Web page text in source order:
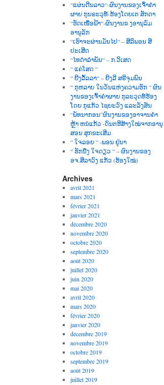
“ແຜ່ນດີນລາວ“-ຜົນງານຂອງເຈົ້າຄຳ
ຜາຍ ກຸນຣະວຸທ໌-ຮ້ອງໂດຍເຕ ສັກດາ
“ຮັດເໜືອຟ້າ“-ຜົນງານຂ ງອານຸລົມ
ອານຸລັກ
“ເຮົາຈະຜ່ານມັນໄປ“ – ສີລິພອນ ສີ
ປະເສີດ
“ໄທດຳລຳພັນ“ – ກ.ວິເສດ
“ ແຄ່ໂສດ “
“ ຍີງລັ້ລລາ“ – ຍີງລີ ສຣີຈຸມພົນ
“ ກຸຫລາບ ໃນວັນແຫ່ງຄວາມຮັກ “ ຜົນ
ງານຂອງເຈົ້າຄຳຜາຍ ກຸລະວຸດທ໌ຮ້ອງ
ໂດຍ ກຸແກ້ວ ໄຊຍະວົງ ແລະລັງສັນ
“ພັທນາກອນ”ຜົນງານຂອງອາຈານຄຳ
ຫຼ້າ ຫນໍແກ້ວ -ດົນຕຮີສ້າງໃໝ່ຈາກອານຸ
ສອນ ສຸກຂະເສີມ
“ ໃຈລອຍ “ -ພອນ ຢູ່ນາ
“ ຮັກນື່ງ ໃຈດຽວ “ – ຜົນງານຂອງ
ອຈ.ສີລາວົງ ແກ້ວ (ຮ້ອງໃໝ່)
Archives
avril 2021
mars 2021
février 2021
janvier 2021
décembre 2020
novembre 2020
octobre 2020
septembre 2020
août 2020
juillet 2020
juin 2020
mai 2020
avril 2020
mars 2020
février 2020
janvier 2020
décembre 2019
novembre 2019
octobre 2019
septembre 2019
août 2019
juillet 2019